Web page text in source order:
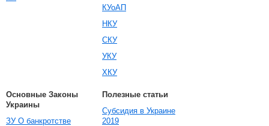
КУоАП
НКУ
СКУ
УКУ
ХКУ
Основные Законы
Украины
ЗУ О банкротстве
Полезные статьи
Субсидия в Украине
2019